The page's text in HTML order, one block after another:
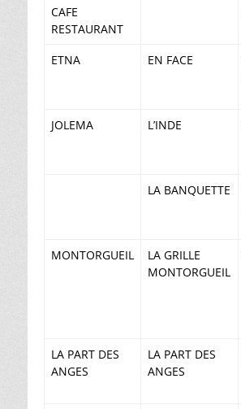
CAFE
RESTAURANT
ETNA
EN FACE
JOLEMA
L’INDE
LA BANQUETTE
MONTORGUEIL
LA GRILLE
MONTORGUEIL
LA PART DES
ANGES
LA PART DES
ANGES